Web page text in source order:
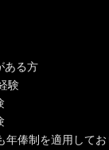
ある方
験
俸制を適用してお